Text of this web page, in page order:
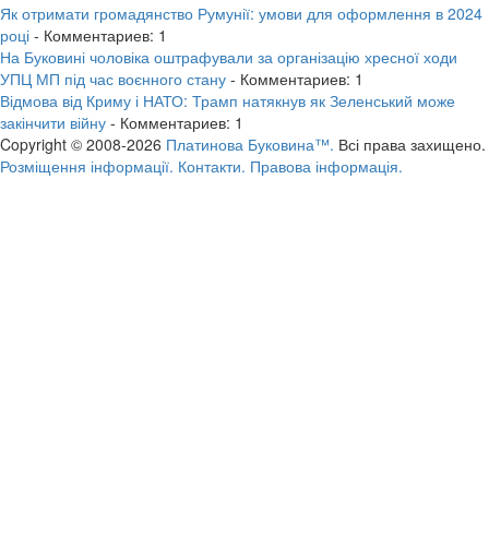
Як отримати громадянство Румунії: умови для оформлення в 2024
році - Комментариев: 1
На Буковині чоловіка оштрафували за організацію хресної ходи
УПЦ МП під час воєнного стану - Комментариев: 1
Відмова від Криму і НАТО: Трамп натякнув як Зеленський може
закінчити війну - Комментариев: 1
Copyright © 2008-2026 Платинова Буковина™. Всі права захищено.
Розміщення інформації. Контакти. Правова інформація.